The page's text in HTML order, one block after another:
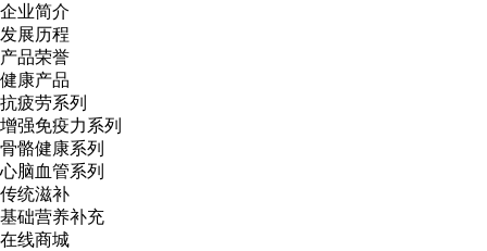
企业简介
发展历程
产品荣誉
健康产品
抗疲劳系列
增强免疫力系列
骨骼健康系列
心脑血管系列
传统滋补
基础营养补充
在线商城